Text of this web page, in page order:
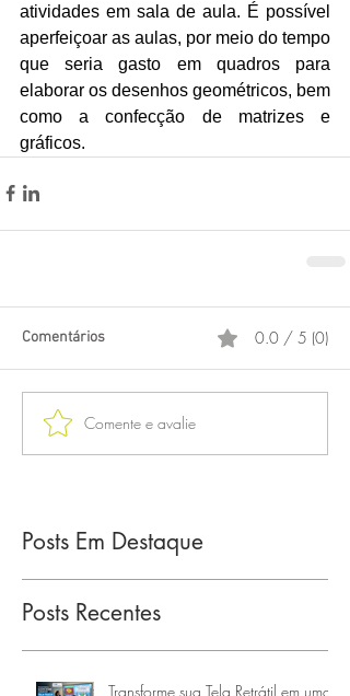
atividades em sala de aula. É possível
aperfeiçoar as aulas, por meio do tempo
que seria gasto em quadros para
elaborar os desenhos geométricos, bem
como a confecção de matrizes e
gráficos.
Comentários 0.0 / 5 (0)
Comente e avalie
Posts Em Destaque
Posts Recentes
Transforme sua Tela Retrátil em uma